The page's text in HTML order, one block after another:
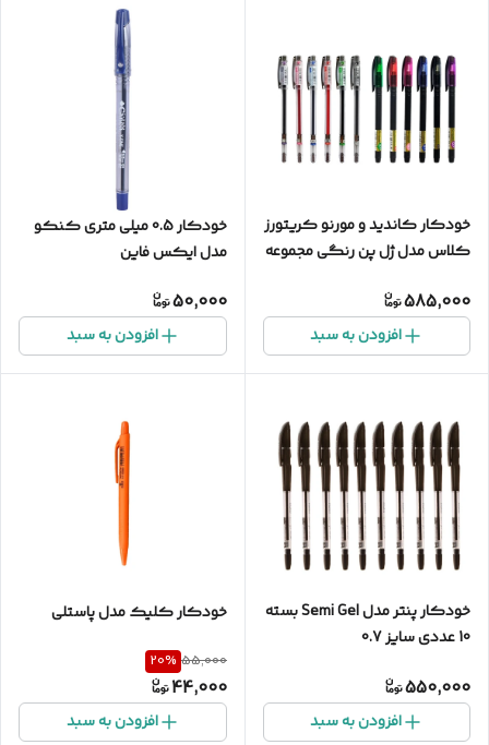
خودکار کاندید و مورنو کریتورز
کلاس مدل ژل پن رنگی مجموعه
585,000
افزودن به سبد
خودکار 0.5 میلی متری کنکو
مدل ایکس فاین
50,000
افزودن به سبد
خودکار پنتر مدل Semi Gel بسته
10 عددی سایز 0.7
550,000
افزودن به سبد
خودکار کلیک مدل پاستلی
55,000
20%
44,000
افزودن به سبد